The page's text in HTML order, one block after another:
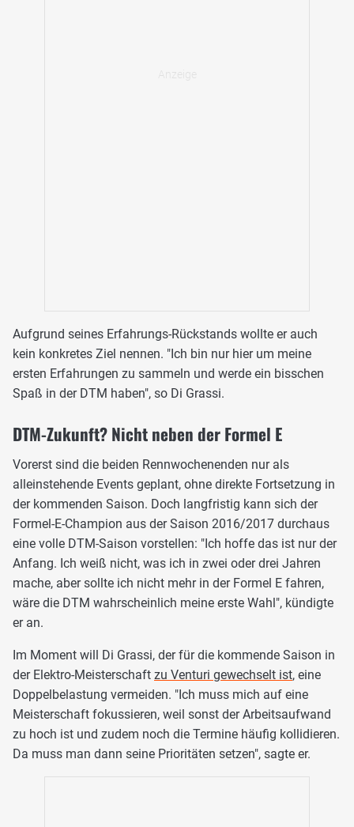
Aufgrund seines Erfahrungs-Rückstands wollte er auch
kein konkretes Ziel nennen. "Ich bin nur hier um meine
ersten Erfahrungen zu sammeln und werde ein bisschen
Spaß in der DTM haben", so Di Grassi.
DTM-Zukunft? Nicht neben der Formel E
Vorerst sind die beiden Rennwochenenden nur als
alleinstehende Events geplant, ohne direkte Fortsetzung in
der kommenden Saison. Doch langfristig kann sich der
Formel-E-Champion aus der Saison 2016/2017 durchaus
eine volle DTM-Saison vorstellen: "Ich hoffe das ist nur der
Anfang. Ich weiß nicht, was ich in zwei oder drei Jahren
mache, aber sollte ich nicht mehr in der Formel E fahren,
wäre die DTM wahrscheinlich meine erste Wahl", kündigte
er an.
Im Moment will Di Grassi, der für die kommende Saison in
der Elektro-Meisterschaft zu Venturi gewechselt ist, eine
Doppelbelastung vermeiden. "Ich muss mich auf eine
Meisterschaft fokussieren, weil sonst der Arbeitsaufwand
zu hoch ist und zudem noch die Termine häufig kollidieren.
Da muss man dann seine Prioritäten setzen", sagte er.